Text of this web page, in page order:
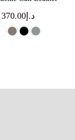
د.إ370.00